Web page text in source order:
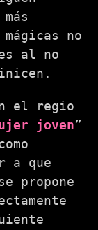
no
al no
el regio
joven”
a que
propone